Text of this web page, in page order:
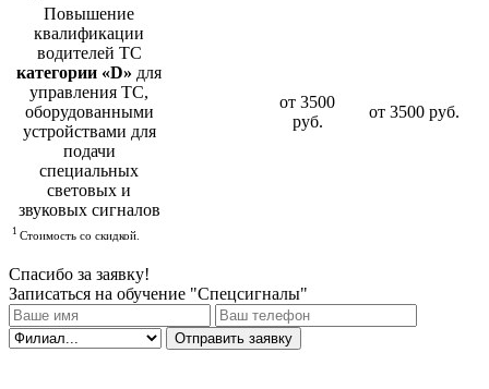
Повышение
квалификации
водителей ТС
категории «D» для
управления ТС,
оборудованными
устройствами для
подачи
специальных
световых и
звуковых сигналов
от 3500
руб.
от 3500 руб.
1 Стоимость со скидкой.
Спасибо за заявку!
Записаться на обучение "Спецсигналы"
Отправить заявку